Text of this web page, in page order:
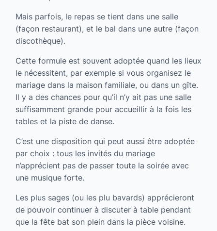
Mais parfois, le repas se tient dans une salle
(façon restaurant), et le bal dans une autre (façon
discothèque).
Cette formule est souvent adoptée quand les lieux
le nécessitent, par exemple si vous organisez le
mariage dans la maison familiale, ou dans un gîte.
Il y a des chances pour qu’il n’y ait pas une salle
suffisamment grande pour accueillir à la fois les
tables et la piste de danse.
C’est une disposition qui peut aussi être adoptée
par choix : tous les invités du mariage
n’apprécient pas de passer toute la soirée avec
une musique forte.
Les plus sages (ou les plu bavards) apprécieront
de pouvoir continuer à discuter à table pendant
que la fête bat son plein dans la pièce voisine.